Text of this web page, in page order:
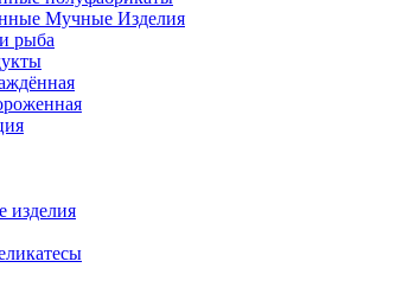
Мучные Изделия
рыба
изделия